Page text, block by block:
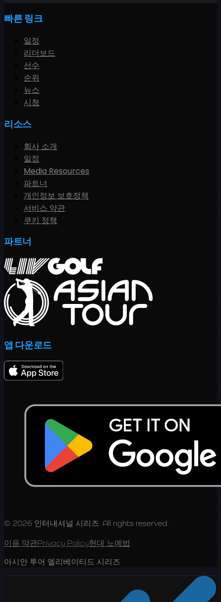
빠른 링크
일정
리더보드
선수
순위
뉴스
시청
리소스
회사 소개
일정
Media Resources
파트너
개인정보 보호정책
서비스 약관
쿠키 정책
파트너
앱 다운로드
© 2026 인터내셔널 시리즈. All rights reserved.
이용 약관Privacy Policy현대 노예법
아시안 투어 엘리베이티드 시리즈